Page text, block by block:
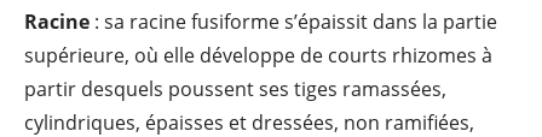
Racine : sa racine fusiforme s’épaissit dans la partie
supérieure, où elle développe de courts rhizomes à
partir desquels poussent ses tiges ramassées,
cylindriques, épaisses et dressées, non ramifiées,